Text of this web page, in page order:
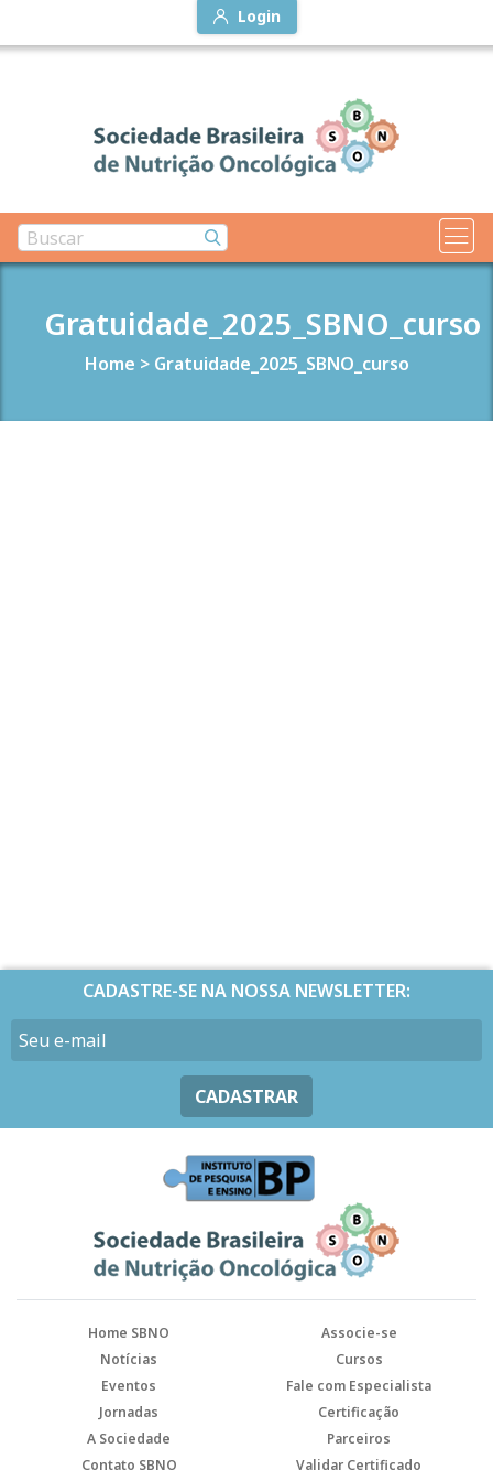
Login
Gratuidade_2025_SBNO_curso
Home > Gratuidade_2025_SBNO_curso
CADASTRE-SE NA NOSSA NEWSLETTER:
CADASTRAR
Home SBNO
Associe-se
Notícias
Cursos
Eventos
Fale com Especialista
Jornadas
Certificação
A Sociedade
Parceiros
Contato SBNO
Validar Certificado